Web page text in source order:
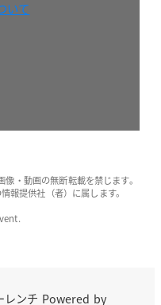
いて
・動画の無断転載を禁じます。
報提供社（者）に属します。
レンチ Powered by